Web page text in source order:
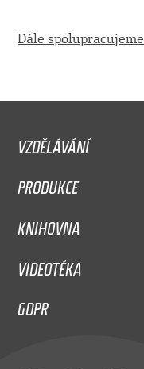
Dále spolupracujeme
VZDĚLÁVÁNÍ
PRODUKCE
KNIHOVNA
VIDEOTÉKA
GDPR